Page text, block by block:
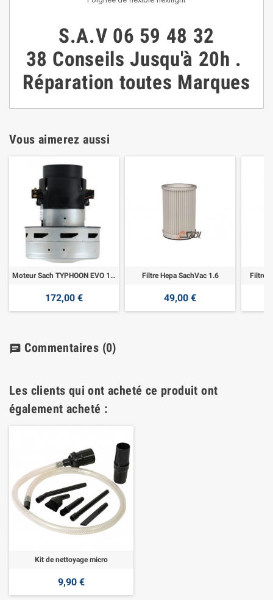
S.A.V 06 59 48 32
38 ConseilsJusqu'à 20h .
Réparation toutes Marques
Vous aimerez aussi
Moteur Sach TYPHOON EVO 160 LED et LCD
172,00 €
Filtre Hepa SachVac 1.6
49,00 €
Filtre
chat Commentaires (0)
Les clients qui ont acheté ce produit ont
également acheté :
Kit de nettoyage micro
9,90 €